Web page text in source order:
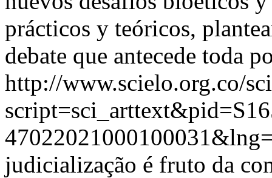
prácticos y teóricos,
debate que antecede toda
http://www.scielo.org.co/
judicialização é fruto da